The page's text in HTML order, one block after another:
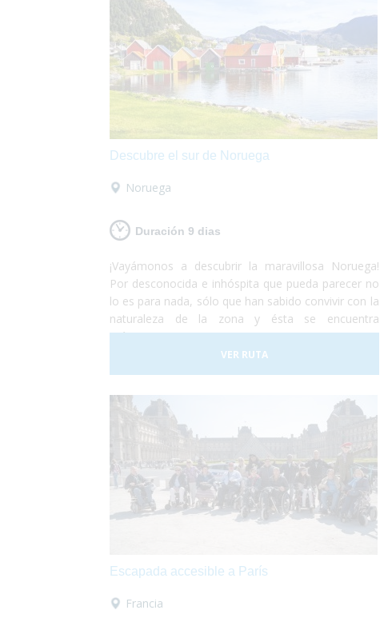
accesible para personas con discapacidad.
Descubre el sur de Noruega
Noruega
Duración 9 dias
¡Vayámonos a descubrir la maravillosa Noruega!
Por desconocida e inhóspita que pueda parecer no
lo es para nada, sólo que han sabido convivir con la
naturaleza de la zona y ésta se encuentra
prácticamente intacta. En este viaje comenzaremos
por la capital del país, la ciudad de Oslo. Al terminar
de conocer la capital nos iremos en tren hacia
hermosos que te puedas encontrar. A Flåm
también iremos un tren con unas vistas
privilegiadas también. ¡Te sorprenderá!
VER RUTA
Escapada accesible a París
Francia